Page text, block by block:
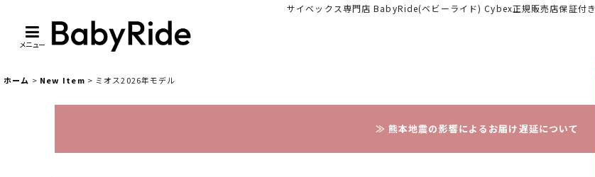
サイベックス専門店 BabyRide(ベビーライド) Cybex正規販売店保証付き
メニュー
ホーム > New Item > ミオス2026年モデル
≫ 熊本地震の影響によるお届け遅延について